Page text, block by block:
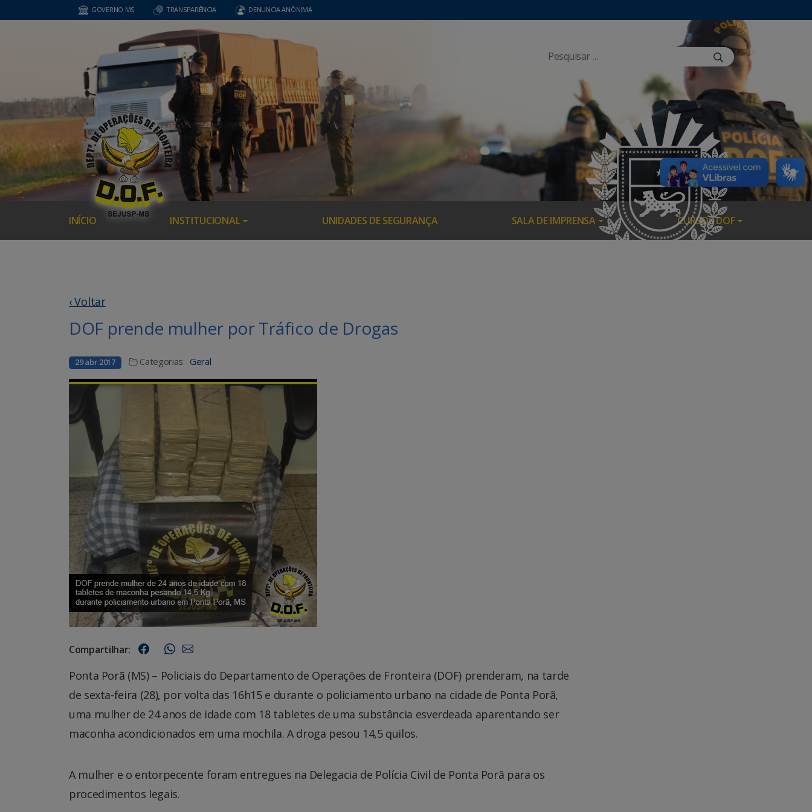
GOVERNO MS TRANSPARÊNCIA DENUNCIA ANÔNIMA
INÍCIO INSTITUCIONAL UNIDADES DE SEGURANÇA SALA DE IMPRENSA CURSOS DOF
‹ Voltar
DOF prende mulher por Tráfico de Drogas
29 abr 2017 Categorias: Geral
Compartilhar:
Ponta Porã (MS) – Policiais do Departamento de Operações de Fronteira (DOF) prenderam, na tarde
de sexta-feira (28), por volta das 16h15 e durante o policiamento urbano na cidade de Ponta Porã,
uma mulher de 24 anos de idade com 18 tabletes de uma substância esverdeada aparentando ser
maconha acondicionados em uma mochila. A droga pesou 14,5 quilos.
A mulher e o entorpecente foram entregues na Delegacia de Polícia Civil de Ponta Porã para os
procedimentos legais.